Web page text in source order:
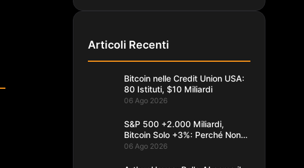
Articoli Recenti
Bitcoin nelle Credit Union USA:
80 Istituti, $10 Miliardi
06 Ago 2026
S&P 500 +2.000 Miliardi,
Bitcoin Solo +3%: Perché Non
Segue
06 Ago 2026